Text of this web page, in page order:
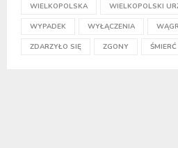
WIELKOPOLSKA WIELKOPOLSKI
WYPADEK WYŁĄCZENIA
ZDARZYŁO SIĘ ZGONY ŚMIERĆ